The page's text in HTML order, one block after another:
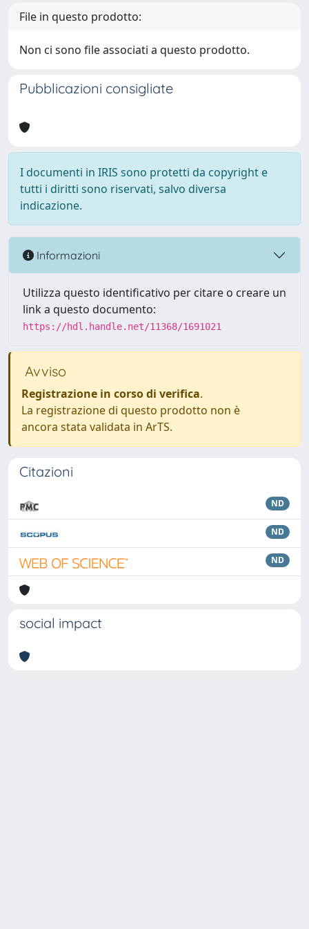
File in questo prodotto:
Non ci sono file associati a questo prodotto.
Pubblicazioni consigliate
I documenti in IRIS sono protetti da copyright e
tutti i diritti sono riservati, salvo diversa
indicazione.
Informazioni
Utilizza questo identificativo per citare o creare un
link a questo documento:
https://hdl.handle.net/11368/1691021
Avviso
Registrazione in corso di verifica.
La registrazione di questo prodotto non è
ancora stata validata in ArTS.
Citazioni
ND
ND
ND
social impact